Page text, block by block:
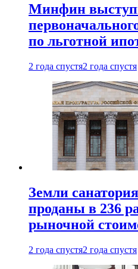
Минфин
по льготной
2 года спустя2 года спустя
Земли
проданы в 236
рыночной
2 года спустя2 года спустя